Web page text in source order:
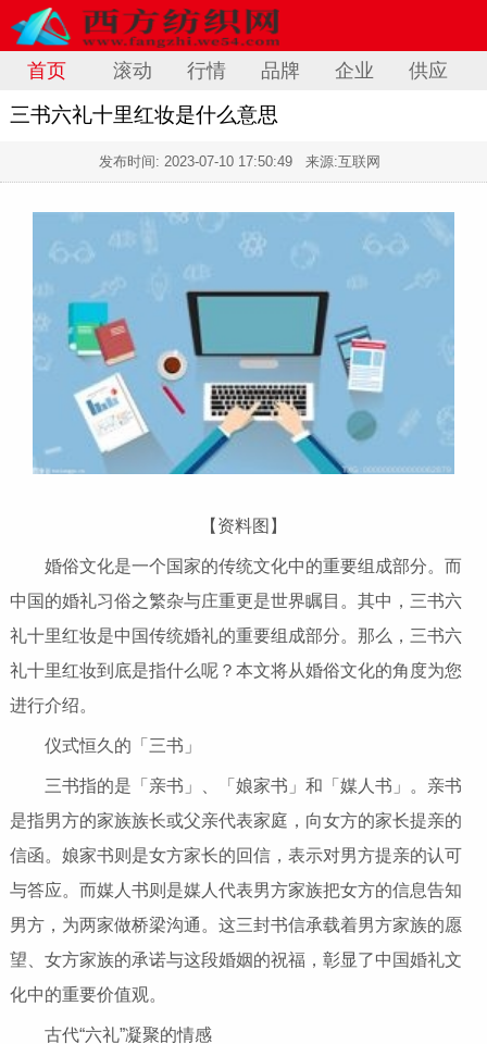
首页 滚动 行情 品牌 企业 供应
三书六礼十里红妆是什么意思
发布时间: 2023-07-10 17:50:49 来源:互联网
【资料图】
婚俗文化是一个国家的传统文化中的重要组成部分。而
中国的婚礼习俗之繁杂与庄重更是世界瞩目。其中，三书六
礼十里红妆是中国传统婚礼的重要组成部分。那么，三书六
礼十里红妆到底是指什么呢？本文将从婚俗文化的角度为您
进行介绍。
仪式恒久的「三书」
三书指的是「亲书」、「娘家书」和「媒人书」。亲书
是指男方的家族族长或父亲代表家庭，向女方的家长提亲的
信函。娘家书则是女方家长的回信，表示对男方提亲的认可
与答应。而媒人书则是媒人代表男方家族把女方的信息告知
男方，为两家做桥梁沟通。这三封书信承载着男方家族的愿
望、女方家族的承诺与这段婚姻的祝福，彰显了中国婚礼文
化中的重要价值观。
古代“六礼”凝聚的情感